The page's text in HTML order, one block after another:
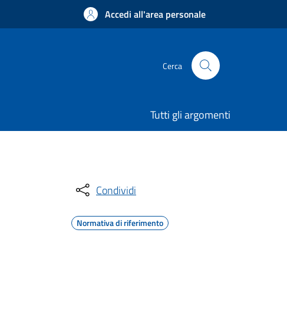
Accedi all'area personale
Cerca
Tutti gli argomenti
Condividi
Normativa di riferimento